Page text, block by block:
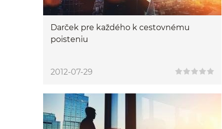
Darček pre každého k cestovnému
poisteniu
2012-07-29